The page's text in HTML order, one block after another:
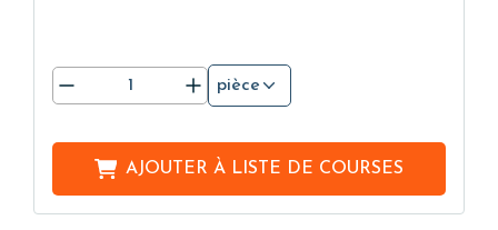
pièce
AJOUTER À LISTE DE COURSES